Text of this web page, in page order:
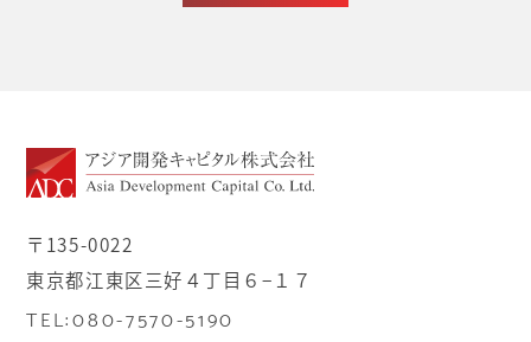
〒135-0022
東京都江東区三好４丁目６−１７
TEL:080-7570-5190